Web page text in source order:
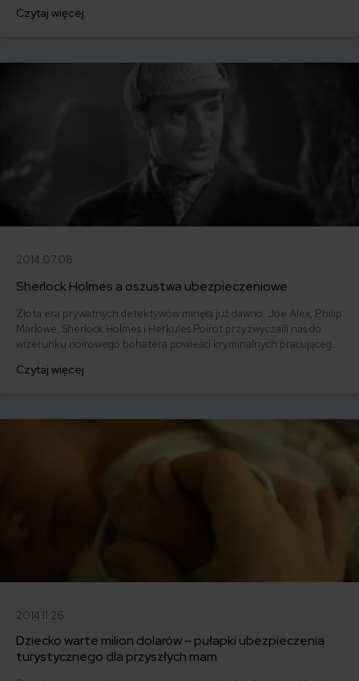
Bez względu jednak na to, jak bardzo zmienił się świat dziecięcych
Czytaj więcej
2014.07.08
Sherlock Holmes a oszustwa ubezpieczeniowe
Złota era prywatnych detektywów minęła już dawno. Joe Alex, Philip
Marlowe, Sherlock Holmes i Herkules Poirot przyzwyczaili nas do
wizerunku noirowego bohatera powieści kryminalnych pracującego
współczesny prywatny detektyw? Oprócz śledzenia niewiernych
Czytaj więcej
2014.11.26
Dziecko warte milion dolarów – pułapki ubezpieczenia
turystycznego dla przyszłych mam